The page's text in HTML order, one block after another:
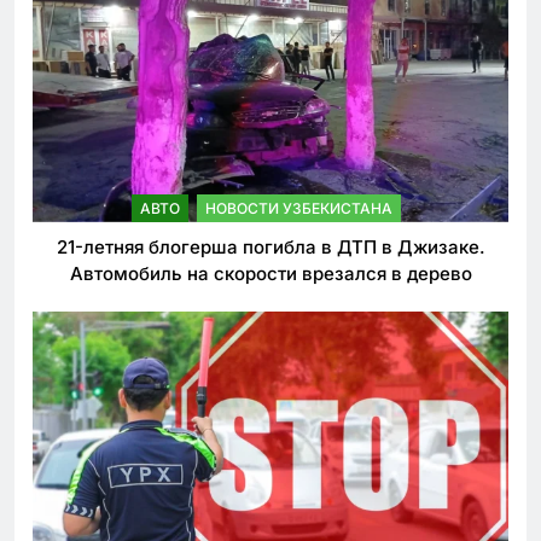
АВТО НОВОСТИ УЗБЕКИСТАНА
21-летняя блогерша погибла в ДТП в Джизаке.
Автомобиль на скорости врезался в дерево